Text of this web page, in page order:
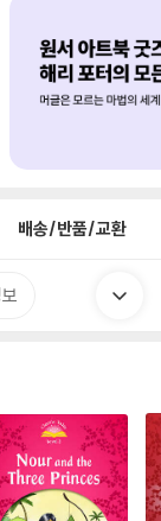
배송/반품/교환